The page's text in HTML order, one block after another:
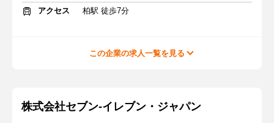
アクセス
柏駅 徒歩7分
この企業の求人一覧を見る
株式会社セブン-イレブン・ジャパン